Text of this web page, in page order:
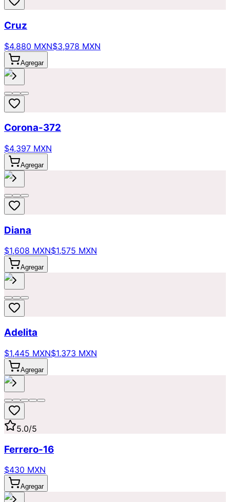
Cruz
$4,880 MXN$3,978 MXN
Agregar
Corona-372
$4,397 MXN
Agregar
Diana
$1,608 MXN$1,575 MXN
Agregar
Adelita
$1,445 MXN$1,373 MXN
Agregar
5.0/5
Ferrero-16
$430 MXN
Agregar